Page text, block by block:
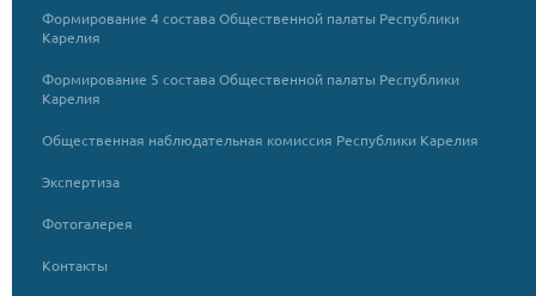
Формирование 4 состава Общественной палаты Республики
Карелия
Формирование 5 состава Общественной палаты Республики
Карелия
Общественная наблюдательная комиссия Республики Карелия
Экспертиза
Фотогалерея
Контакты